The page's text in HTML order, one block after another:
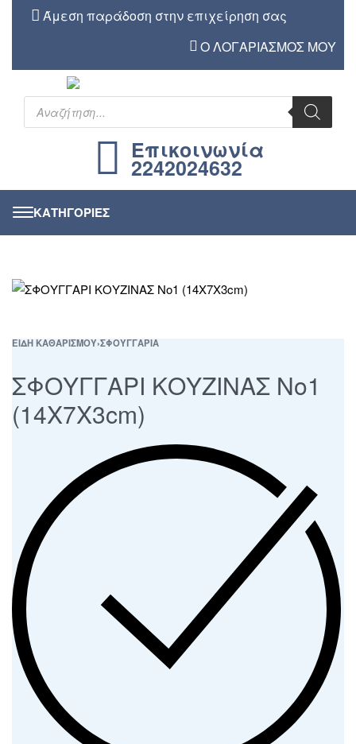
Άμεση παράδοση στην επιχείρηση σας
Ο ΛΟΓΑΡΙΑΣΜΟΣ ΜΟΥ
Επικοινωνία
2242024632
ΕΙΔΗ ΚΑΘΑΡΙΣΜΟΥ›ΣΦΟΥΓΓΑΡΙΑ
ΣΦΟΥΓΓΑΡΙ ΚΟΥΖΙΝΑΣ Νο1
(14Χ7Χ3cm)